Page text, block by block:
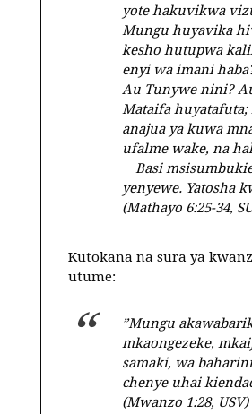
yote hakuvikwa
Mungu huyavika
kesho hutupwa
enyi wa imani
Au Tunywe nini?
Mataifa huyatafuta;
anajua ya kuwa
ufalme wake, na
Basi
yenyewe. Yatosha
(Mathayo 6:25-34,
Kutokana na sura ya
utume:
”Mungu
mkaongezeke,
samaki, wa
chenye uhai
(Mwanzo 1:28, USV)